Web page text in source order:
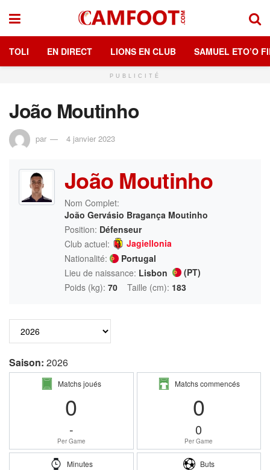
TOLI EN DIRECT LIONS EN CLUB SAMUEL ETO’O
PUBLICITÉ
João Moutinho
par 4 janvier 2023
João Moutinho
Nom Complet:
João Gervásio Bragança Moutinho
Position: Défenseur
Club actuel:
Jagiellonia
Nationalité:
Portugal
Lieu de naissance: Lisbon
(PT)
Poids (kg): 70 Taille (cm): 183
Saison: 2026
Matchs joués
0
-
Per Game
Matchs commencés
0
0
Per Game
Minutes Buts